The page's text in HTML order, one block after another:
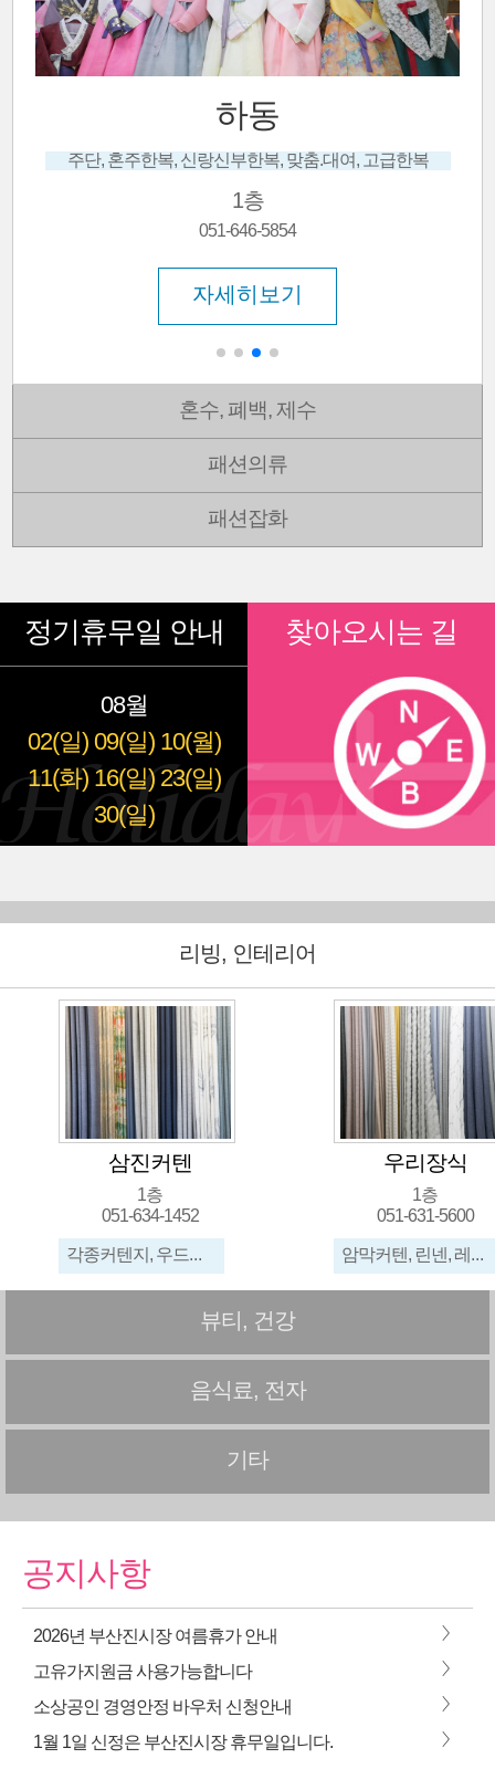
보은한복(사임당)
지하
자세히보기
혼수, 폐백, 제수
패션의류
패션잡화
정기휴무일 안내
08월
02(일) 09(일) 10(월)
11(화) 16(일) 23(일)
30(일)
찾아오시는 길
리빙, 인테리어
우리장식
051-631-5600
고
051-
뷰티, 건강
음식료, 전자
기타
공지사항
2026년 부산진시장 여름휴가 안내 >
고유가지원금 사용가능합니다 >
소상공인 경영안정 바우처 신청안내 >
1월 1일 신정은 부산진시장 휴무일입니다. >